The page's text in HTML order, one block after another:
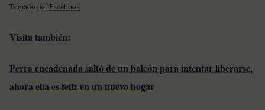
Tomado de: Facebook
Visita también:
Perra encadenada saltó de un balcón para intentar liberarse,
ahora ella es feliz en un nuevo hogar